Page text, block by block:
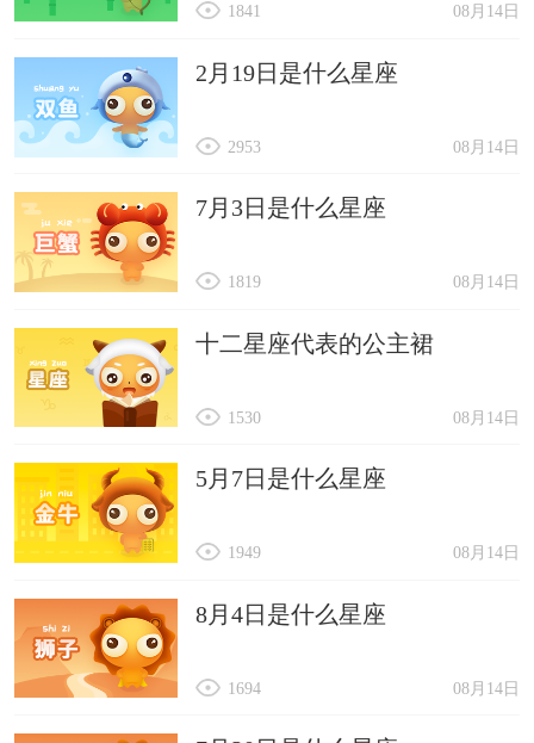
08月14日
1841
2月19日是什么星座
08月14日
2953
7月3日是什么星座
08月14日
1819
十二星座代表的公主裙
08月14日
1530
5月7日是什么星座
08月14日
1949
8月4日是什么星座
08月14日
1694